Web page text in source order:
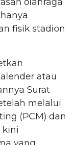
fisik stadion
atau
Surat
melalui
(PCM) dan
kini